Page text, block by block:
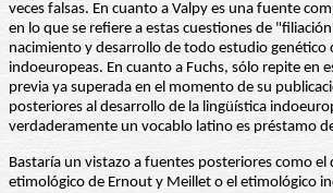
veces falsas. En cuanto a Valpy es una fuente
en lo que se refiere a estas cuestiones de
nacimiento y desarrollo de todo estudio genético
indoeuropeas. En cuanto a Fuchs, sólo repite en
previa ya superada en el momento de su
posteriores al desarrollo de la lingüística
verdaderamente un vocablo latino es préstamo
Bastaría un vistazo a fuentes posteriores como el
etimológico de Ernout y Meillet o el etimológico